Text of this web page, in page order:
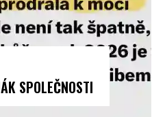
SPOLEČNOSTI